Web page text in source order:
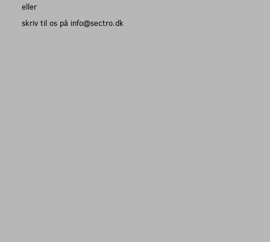
eller
skriv til os på info@sectro.dk